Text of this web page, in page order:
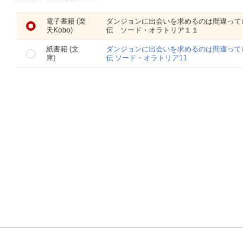
電子書籍 (楽
天Kobo)
ダンジョンに出会いを求めるのは間違っ
伝 ソード・オラトリア１１
紙書籍 (文
庫)
ダンジョンに出会いを求めるのは間違っ
伝 ソード・オラトリア11